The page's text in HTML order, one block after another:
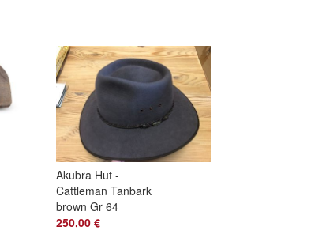
Akubra Hut -
Cattleman Tanbark
brown Gr 64
250,00 €